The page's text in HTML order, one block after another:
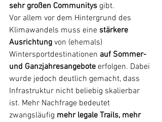
sehr großen Communitys gibt.
Vor allem vor dem Hintergrund des
Klimawandels muss eine stärkere
Ausrichtung von (ehemals)
Wintersportdestinationen auf Sommer-
und Ganzjahresangebote erfolgen. Dabei
wurde jedoch deutlich gemacht, dass
Infrastruktur nicht beliebig skalierbar
ist. Mehr Nachfrage bedeutet
zwangsläufig mehr legale Trails, mehr